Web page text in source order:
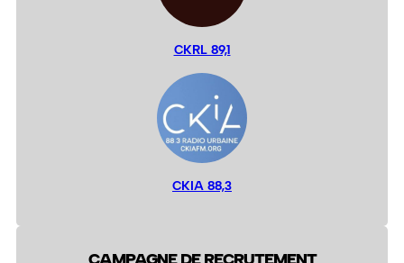
CKRL 89,1
CKIA 88,3
CAMPAGNE DE RECRUTEMENT